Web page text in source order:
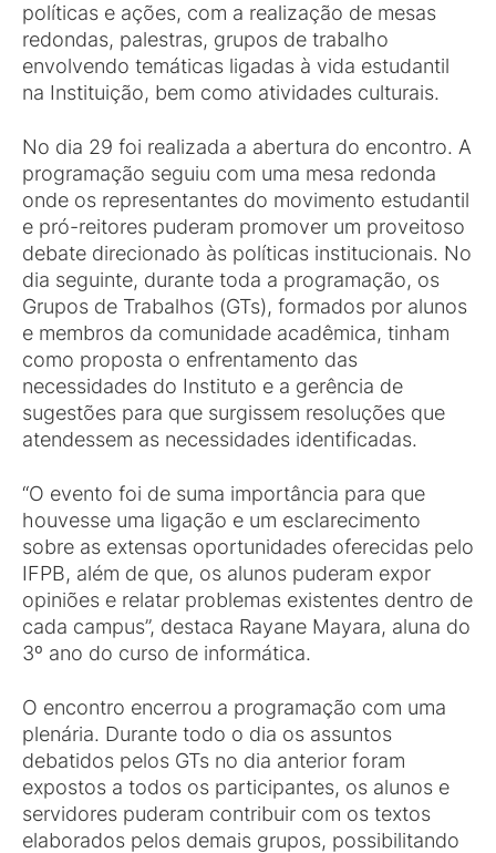
políticas e ações, com a realização de mesas
redondas, palestras, grupos de trabalho
envolvendo temáticas ligadas à vida estudantil
na Instituição, bem como atividades culturais.
No dia 29 foi realizada a abertura do encontro. A
programação seguiu com uma mesa redonda
onde os representantes do movimento estudantil
e pró-reitores puderam promover um proveitoso
debate direcionado às políticas institucionais. No
dia seguinte, durante toda a programação, os
Grupos de Trabalhos (GTs), formados por alunos
e membros da comunidade acadêmica, tinham
como proposta o enfrentamento das
necessidades do Instituto e a gerência de
sugestões para que surgissem resoluções que
atendessem as necessidades identificadas.
“O evento foi de suma importância para que
houvesse uma ligação e um esclarecimento
sobre as extensas oportunidades oferecidas pelo
IFPB, além de que, os alunos puderam expor
opiniões e relatar problemas existentes dentro de
cada campus”, destaca Rayane Mayara, aluna do
3º ano do curso de informática.
O encontro encerrou a programação com uma
plenária. Durante todo o dia os assuntos
debatidos pelos GTs no dia anterior foram
expostos a todos os participantes, os alunos e
servidores puderam contribuir com os textos
elaborados pelos demais grupos, possibilitando